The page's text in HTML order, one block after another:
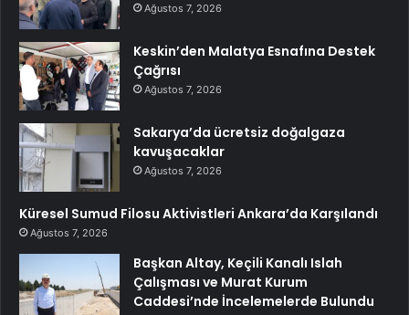
Ağustos 7, 2026
Keskin’den Malatya Esnafına Destek
Çağrısı
Ağustos 7, 2026
Sakarya’da ücretsiz doğalgaza
kavuşacaklar
Ağustos 7, 2026
Küresel Sumud Filosu Aktivistleri Ankara’da Karşılandı
Ağustos 7, 2026
Başkan Altay, Keçili Kanalı Islah
Çalışması ve Murat Kurum
Caddesi’nde İncelemelerde Bulundu